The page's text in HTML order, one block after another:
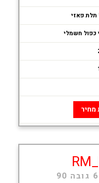
פאזי
כפול חשמלי
מחיר